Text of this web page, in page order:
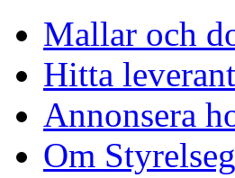
Mallar och
Hitta
Annonsera
Om